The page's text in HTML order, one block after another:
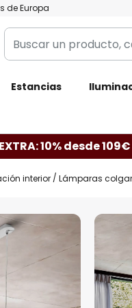
de Europa
Buscar
un
categoría,
Estancias
10% desde
interior Lámparas